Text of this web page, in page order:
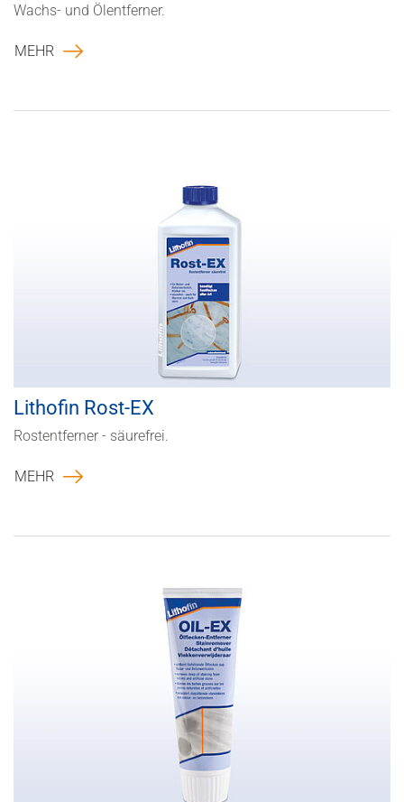
Wachs- und Ölentferner.
MEHR
Lithofin Rost-EX
Rostentferner - säurefrei.
MEHR